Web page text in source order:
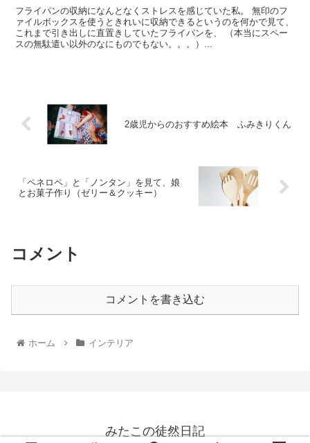
フライパンの収納になんとなくストレスを感じていた私。 無印のフ
ァイルボックスを使うときれいに収納できるというのを何かで見て、
これまで引き出しに直置きしていたフライパンを、 （本当にスペー
スの無駄遣い以外のなにものでもない。。。）...
2歳児からのおすすめ絵本 ふみきりくん
「ペネロペ」と「ノンタン」を見て、娘
とお菓子作り（ゼリー＆クッキー）
コメント
コメントを書き込む
ホーム インテリア
みたこの徒然日記